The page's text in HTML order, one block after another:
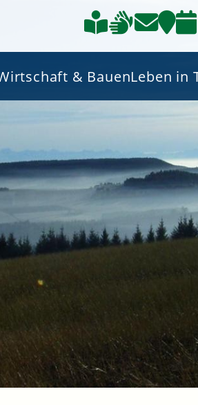
& BauenLeben in